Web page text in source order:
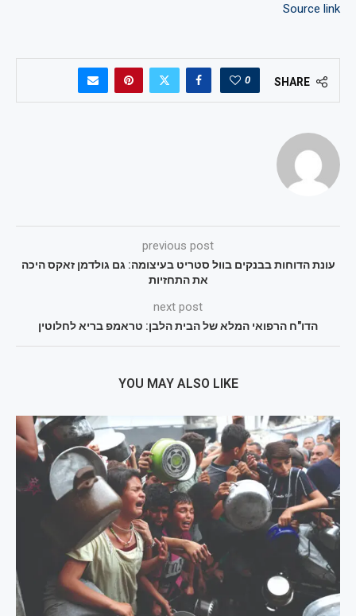
Source link
SHARE
0
previous post
עונת הדוחות בבנקים בוול סטריט בעיצומה: גם גולדמן זאקס היכה
את התחזיות
next post
הדו"ח הרפואי המלא של הבית הלבן: טראמפ בריא לחלוטין
YOU MAY ALSO LIKE